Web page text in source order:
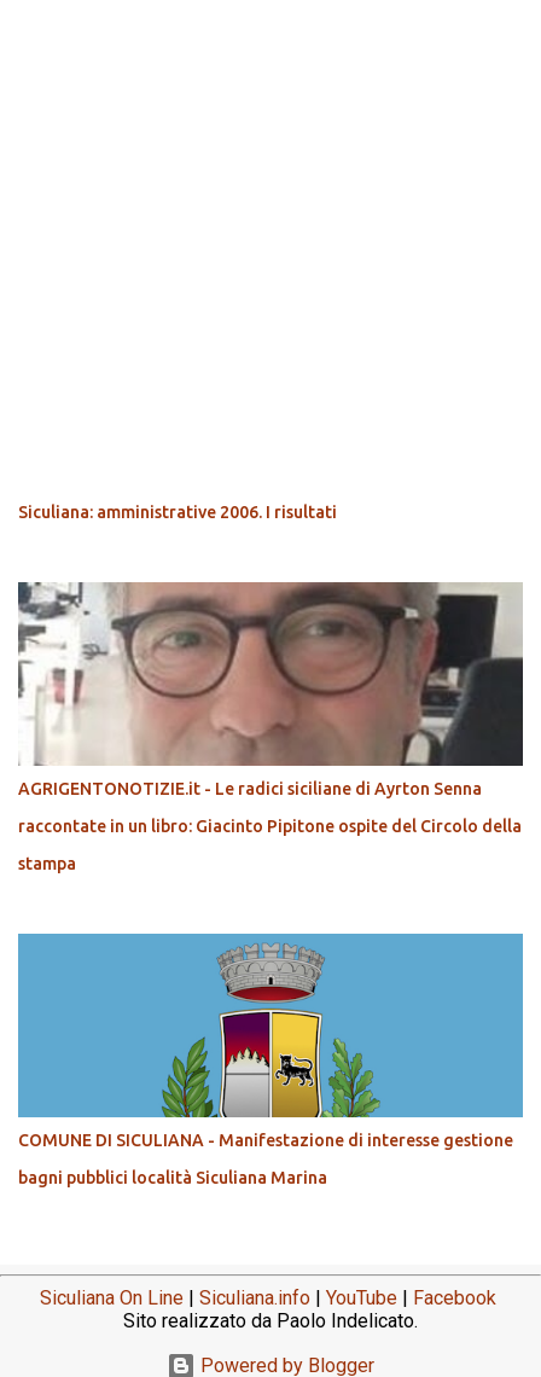
Siculiana: amministrative 2006. I risultati
AGRIGENTONOTIZIE.it - Le radici siciliane di Ayrton Senna
raccontate in un libro: Giacinto Pipitone ospite del Circolo della
stampa
COMUNE DI SICULIANA - Manifestazione di interesse gestione
bagni pubblici località Siculiana Marina
Siculiana On Line | Siculiana.info | YouTube | Facebook
Sito realizzato da Paolo Indelicato.
Powered by Blogger